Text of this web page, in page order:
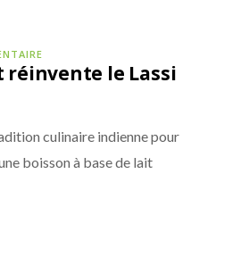
réinvente le Lassi
culinaire indienne pour
boisson à base de lait